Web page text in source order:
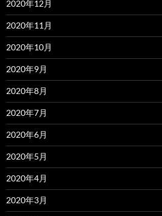
2020年12月
2020年11月
2020年10月
2020年9月
2020年8月
2020年7月
2020年6月
2020年5月
2020年4月
2020年3月